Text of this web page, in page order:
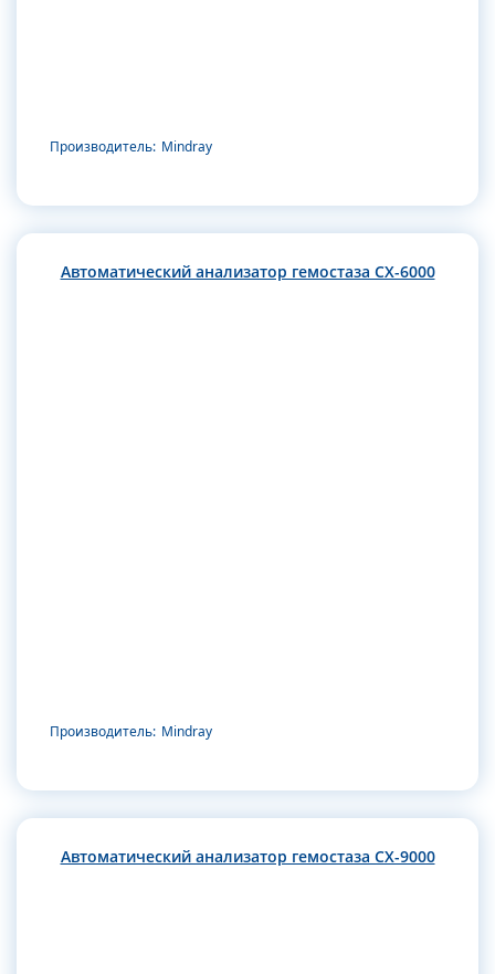
Производитель: Mindray
Автоматический анализатор гемостаза CX-6000
Производитель: Mindray
Автоматический анализатор гемостаза CX-9000